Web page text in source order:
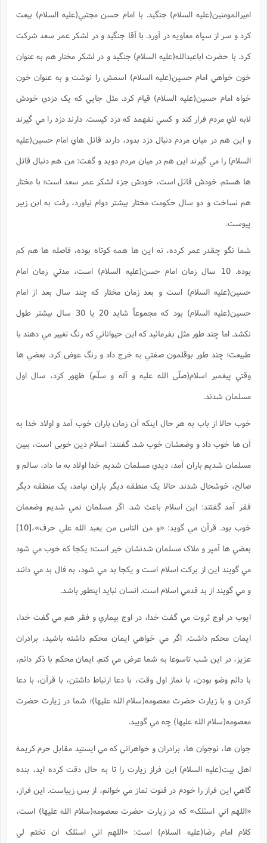
اميرالمومنين(علیه السلام) جنگيد. با امام حسن مجتبي(علیه السلام) بيعت
کرد و سر از سپاه معاويه در آورد. با آقا جنگيد و در لشکر عمر سعد شرکت
کرد. با حضرت اباعبدالله(علیه السلام) جنگيد و در لشکر مختار هم به عنوان
خون خواهي امام حسين(علیه السلام) اسمش را نوشت و به عنوان خون
خواه امام حسين(علیه السلام) قيام کرد. مثل جايي که يک دزدي خودش
لابه لاي مردم فرار کند و کسي نفهمد که دزد کيست. دارند دزد را مي گيرند
و اين هم در ميان مردم دنبال دزد بدود، دارند قاتل هاي امام حسين(علیه
السلام) را مي گيرند اين هم در ميان مردم دويد و گفت: من هم دنبال قاتل
ها هستم. خودش قاتل است، خودش جزء لشکر عمر سعد است؛ با مختار
هم نساخت و دو سال حکومت مختار بيشتر دوام نياورد، رفت به ابن زبير
پيوست.
شما نگو چقدر عمر کرده، نه اين ها همه کوتاه بوده، فاصله ها هم کم
بوده. 10 سال زمان امام حسن(علیه السلام) است، مدتي زمان امام
حسين(علیه السلام) است و بعد زمان مختار که چند سال بعد از امام
حسين(علیه السلام) بود که مجموعاً شايد 20 يا 30 سال بيشتر طول
نکشد. اما چند طور مثل بفرمائيد که اين حيواناتي که رنگ تغيير مي دهند با
طبيعت؛ چند طور بوقلمون صفتي به خرج داد و رنگ عوض کرد. بعضي ها
وقتي پيغمبر اسلام(صلّی الله علیه و آله و سلّم) ظهور کرد، سال اول
مسلمان شدند.
خوب حالا از باب به هر حال اينکه آن زمان باران خوب آمد و اولاد خدا به
آن ها خوب داد و وضعشان خوب شد. گفتند: اسلام دين خوبی است، ببين
مسلمان شديم باران آمد، ديدي مسلمان شديم خدا اولاد به ما داد، سالم و
صالح، خوشحال شدند. حالا يک منطقه ديگر باران نيامد، يک منطقه ديگر
فقر آمد گفتند: اين اسلام باعث شد. اگر مسلمان نمي شديم وضعمان
خوب بود. قرآن مي گويد: «و من الناس من يعبد الله علي حرف»،[10]
بعضي ها آمپر و ملاک مسلمان شدنشان خير است؛ يکجا که خوب مي شود
مي گويند اين از برکت اسلام است و یکجا بد مي شود، به فال بد مي دانند
و مي گويند از بد قدمي اسلام است. انسان نبايد اينطور باشد.
ايوب در اوج ثروت مي گفت خدا، در اوج بيماري و فقر هم مي گفت خدا،
ايمان محکم داشت. اگر مي خواهي ايمان محکم داشته باشيد، برادران
عزيز، در اين شب تاسوعا به شما عرض مي کنم. ايمان محکم با ذکر دائم،
با دائم وضو بودن، با نماز اول وقت، با دعا ارتباط داشتن، با قرآن، با دعا
کردن و با زيارت حضرت معصومه(سلام الله علیها)؛ شما در زيارت حضرت
معصومه(سلام الله علیها) چه مي گوييد.
جوان ها، نوجوان ها، برادران و خواهراني که مي ايستيد مقابل حرم کريمۀ
اهل بيت(علیه السلام) اين فراز زيارت را تا به حال دقت کرده ايد، بنده
گاهي اين فراز را خودم در قنوت نماز مي خوانم، از بس زيباست. اين فراز،
«اللهم اني اسئلک» که در زيارت حضرت معصومه(سلام الله علیها) است،
کلام امام رضا(علیه السلام) است: «اللهم اني اسئلک ان تختم لي